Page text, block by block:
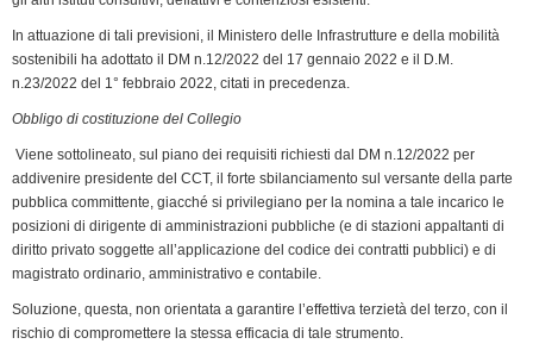
In attuazione di tali previsioni, il Ministero delle Infrastrutture e della mobilità
sostenibili ha adottato il DM n.12/2022 del 17 gennaio 2022 e il D.M.
n.23/2022 del 1° febbraio 2022, citati in precedenza.
Obbligo di costituzione del Collegio
Viene sottolineato, sul piano dei requisiti richiesti dal DM n.12/2022 per
addivenire presidente del CCT, il forte sbilanciamento sul versante della parte
pubblica committente, giacché si privilegiano per la nomina a tale incarico le
posizioni di dirigente di amministrazioni pubbliche (e di stazioni appaltanti di
diritto privato soggette all’applicazione del codice dei contratti pubblici) e di
magistrato ordinario, amministrativo e contabile.
Soluzione, questa, non orientata a garantire l’effettiva terzietà del terzo, con il
rischio di compromettere la stessa efficacia di tale strumento.